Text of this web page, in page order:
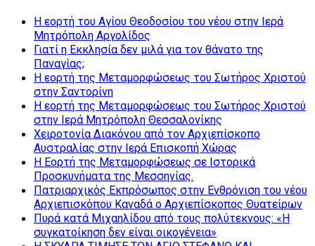
Η εορτή του Αγίου Θεοδοσίου του νέου στην Ιερά
Μητρόπολη Αργολίδος
Γιατί η Εκκλησία δεν μιλά για τον θάνατο της
Παναγίας;
Η εορτή της Μεταμορφώσεως του Σωτήρος Χριστού
στην Σαντορίνη
Η εορτή της Μεταμορφώσεως του Σωτήρος Χριστού
στην Ιερά Μητρόπολη Θεσσαλονίκης
Χειροτονία Διακόνου από τον Αρχιεπίσκοπο
Αυστραλίας στην Ιερά Επισκοπή Χώρας
Η Εορτή της Μεταμορφώσεως σε Ιστορικά
Προσκυνήματα της Μεσσηνίας.
Πατριαρχικός Εκπρόσωπος στην Ενθρόνιση του νέου
Αρχιεπισκόπου Καναδά ο Αρχιεπίσκοπος Θυατείρων
Πυρά κατά Μιχαηλίδου από τους πολύτεκνους: «Η
συγκατοίκηση δεν είναι οικογένεια»